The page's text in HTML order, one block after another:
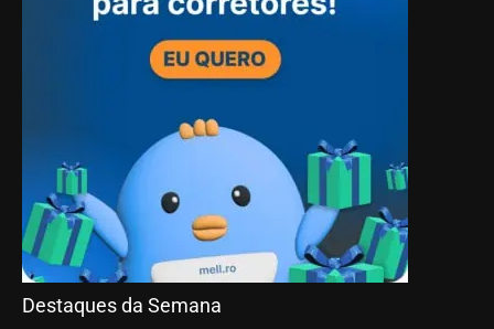
Destaques da Semana